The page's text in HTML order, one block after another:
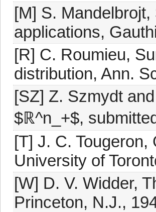
[M] S.
applications,
[R] C. Roumieu,
distribution, Ann.
[SZ] Z. Szmydt
$ℝ^n_+$,
[T] J. C.
University of
[W] D. V. Widder,
Princeton, N.J.,